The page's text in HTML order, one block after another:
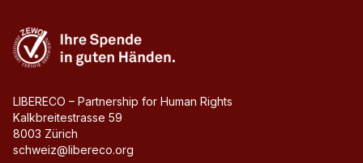
LIBERECO – Partnership for Human Rights
Kalkbreitestrasse 59
8003 Zürich
schweiz@libereco.org